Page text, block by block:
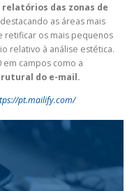
das zonas de
as áreas mais
retificar os mais pequenos
relativo à análise estética.
em campos como a
do e-mail.
pt.mailify.com/